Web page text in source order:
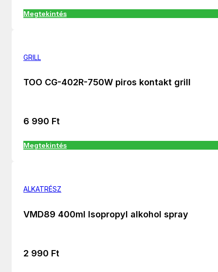
Megtekintés
GRILL
TOO CG-402R-750W piros kontakt grill
6 990 Ft
Megtekintés
ALKATRÉSZ
VMD89 400ml Isopropyl alkohol spray
2 990 Ft